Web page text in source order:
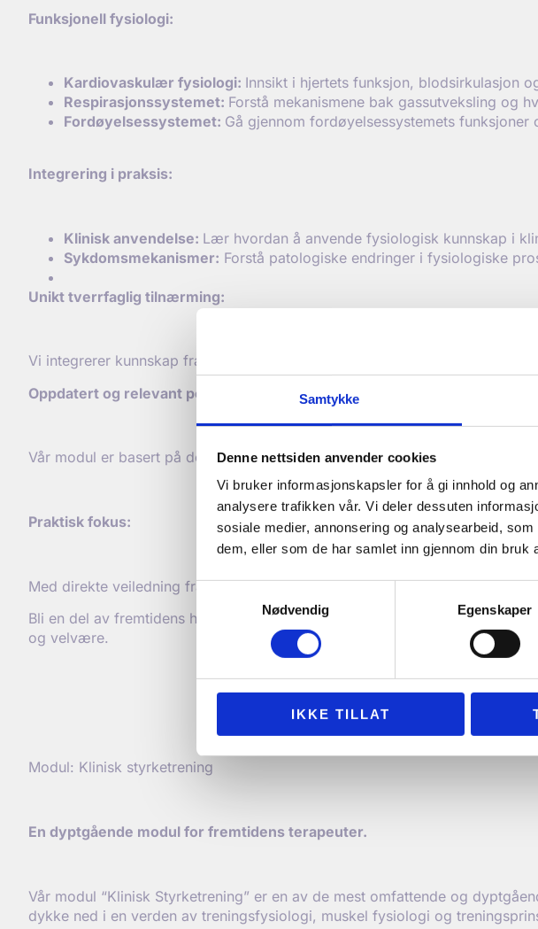
Samtykke
Denne nettsiden anvender cookies
Vi bruker informasjonskapsler for å gi innhold og
analysere trafikken vår. Vi deler dessuten
sosiale medier, annonsering og analysearbeid,
dem, eller som de har samlet inn gjennom din bruk
Nødvendig
Egenskaper
IKKE TILLAT
Funksjonell fysiologi:
Kardiovaskulær fysiologi: Innsikt i hjertets funksjon, blodsirkulasjon
Respirasjonssystemet: Forstå mekanismene bak gassutveksling og
Fordøyelsessystemet: Gå gjennom fordøyelsessystemets
Integrering i praksis:
Klinisk anvendelse: Lær hvordan å anvende fysiologisk kunnskap i
Sykdomsmekanismer: Forstå patologiske endringer i fysiologiske
Unikt tverrfaglig tilnærming:
Vi integrerer kunnskap fra både biologi og medisin for å gi deg en
Oppdatert og relevant pensum:
Vår modul er basert på de nyeste forskningsresultatene innen fysiologi,
Praktisk fokus:
Med direkte veiledning fra ledende fysiologer og helsepersonell, vil du
Bli en del av fremtidens helsepersonell med vår modul “Fysiologi”.
og velvære.
Modul: Klinisk styrketrening
En dyptgående modul for fremtidens terapeuter.
Vår modul “Klinisk Styrketrening” er en av de mest omfattende og
dykke ned i en verden av treningsfysiologi, muskel fysiologi og